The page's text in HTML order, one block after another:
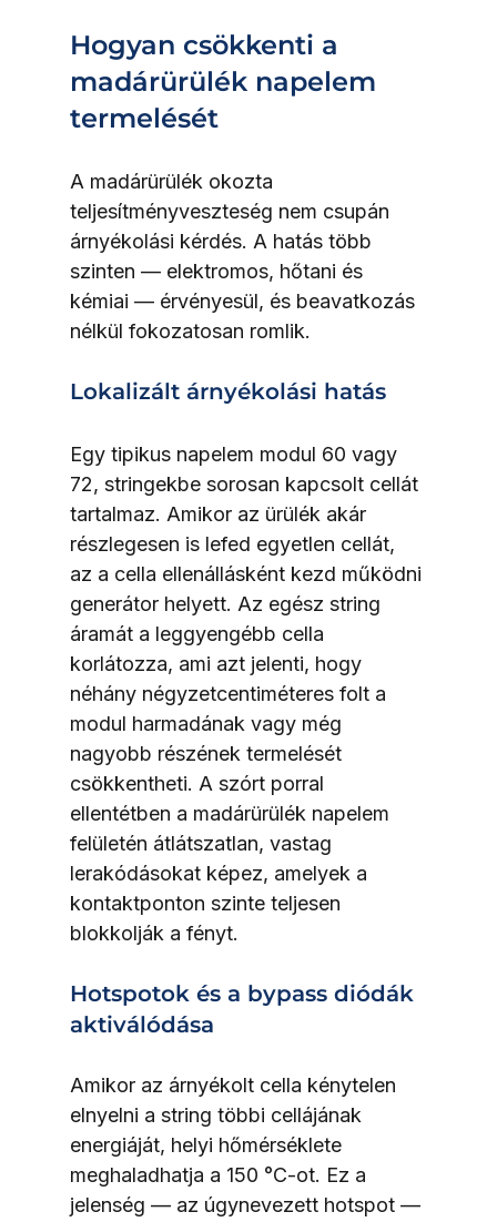
Hogyan csökkenti a
madárürülék napelem
termelését
A madárürülék okozta
teljesítményveszteség nem csupán
árnyékolási kérdés. A hatás több
szinten — elektromos, hőtani és
kémiai — érvényesül, és beavatkozás
nélkül fokozatosan romlik.
Lokalizált árnyékolási hatás
Egy tipikus napelem modul 60 vagy
72, stringekbe sorosan kapcsolt cellát
tartalmaz. Amikor az ürülék akár
részlegesen is lefed egyetlen cellát,
az a cella ellenállásként kezd működni
generátor helyett. Az egész string
áramát a leggyengébb cella
korlátozza, ami azt jelenti, hogy
néhány négyzetcentiméteres folt a
modul harmadának vagy még
nagyobb részének termelését
csökkentheti. A szórt porral
ellentétben a madárürülék napelem
felületén átlátszatlan, vastag
lerakódásokat képez, amelyek a
kontaktponton szinte teljesen
blokkolják a fényt.
Hotspotok és a bypass diódák
aktiválódása
Amikor az árnyékolt cella kénytelen
elnyelni a string többi cellájának
energiáját, helyi hőmérséklete
meghaladhatja a 150 °C-ot. Ez a
jelenség — az úgynevezett hotspot —